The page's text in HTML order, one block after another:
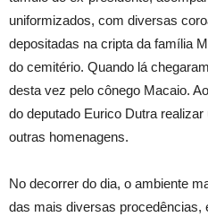
uniformizados, com diversas
depositadas na cripta da família
do cemitério. Quando lá
desta vez pelo cônego Macaio.
do deputado Eurico Dutra
outras homenagens.
No decorrer do dia, o ambiente
das mais diversas